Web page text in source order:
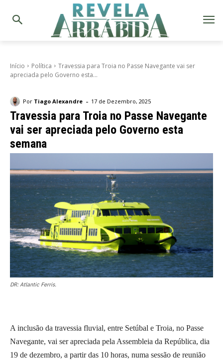
Início Política
Travessia para Troia no Passe Navegante vai ser
apreciada pelo Governo esta...
Por Tiago Alexandre - 17 de Dezembro, 2025
Travessia para Troia no Passe Navegante
vai ser apreciada pelo Governo esta
semana
DR: Atlantic Ferris.
A inclusão da travessia fluvial, entre Setúbal e Troia, no Passe
Navegante, vai ser apreciada pela Assembleia da República, dia
19 de dezembro, a partir das 10 horas, numa sessão de reunião